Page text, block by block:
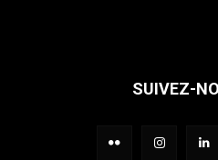
SUIVEZ-